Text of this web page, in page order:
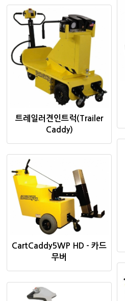
트레일러견인트럭(Trailer
Caddy)
CartCaddy5WP HD - 카드
무버